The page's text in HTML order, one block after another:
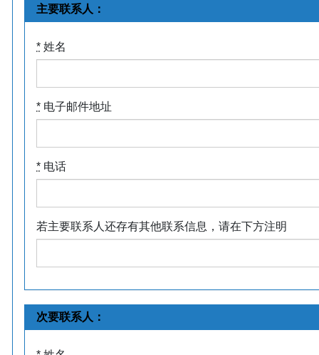
主要联系人：
* 姓名
* 电子邮件地址
* 电话
若主要联系人还存有其他联系信息，请在下方注明
次要联系人：